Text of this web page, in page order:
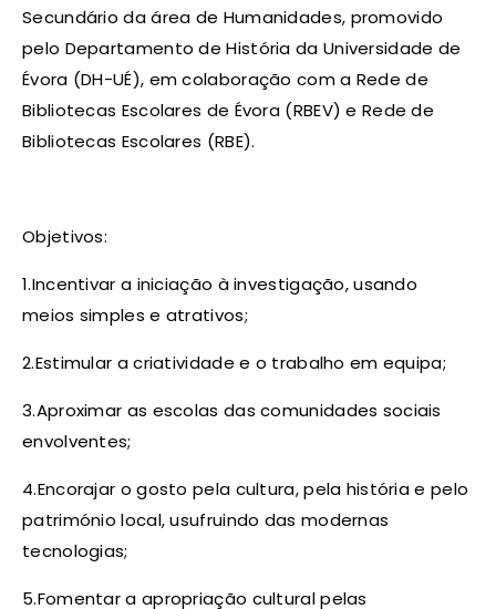
Secundário da área de Humanidades, promovido
pelo Departamento de História da Universidade de
Évora (DH-UÉ), em colaboração com a Rede de
Bibliotecas Escolares de Évora (RBEV) e Rede de
Bibliotecas Escolares (RBE).
Objetivos:
1.Incentivar a iniciação à investigação, usando
meios simples e atrativos;
2.Estimular a criatividade e o trabalho em equipa;
3.Aproximar as escolas das comunidades sociais
envolventes;
4.Encorajar o gosto pela cultura, pela história e pelo
património local, usufruindo das modernas
tecnologias;
5.Fomentar a apropriação cultural pelas